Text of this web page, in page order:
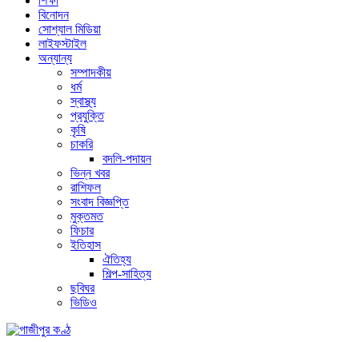
বিনোদন
সোশ্যাল মিডিয়া
লাইফস্টাইল
অন্যান্য
সম্পাদকীয়
ধর্ম
স্বাস্থ্য
প্রযুক্তি
কৃষি
চাকরি
বদলি-পদায়ন
ভিন্ন খবর
রাশিফল
সংবাদ বিজ্ঞপ্তি
মুক্তমত
ফিচার
ইতিহাস
ঐতিহ্য
শিল্প-সাহিত্য
ছবিঘর
ভিডিও